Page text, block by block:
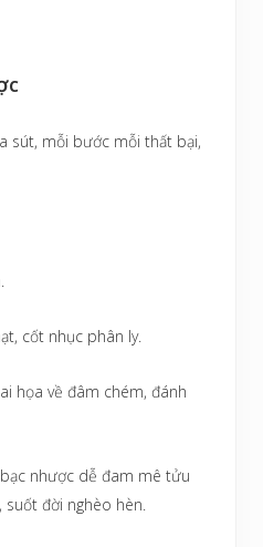
sút, mỗi bước mỗi thất bại,
cốt nhục phân ly.
họa về đâm chém, đánh
nhược dễ đam mê tửu
đời nghèo hèn.